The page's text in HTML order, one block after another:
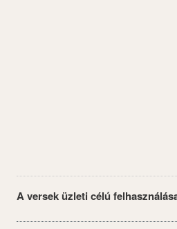
A versek üzleti célú